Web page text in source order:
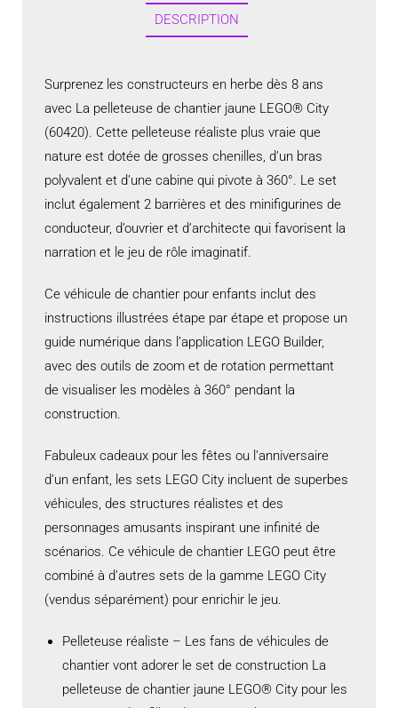
DESCRIPTION
Surprenez les constructeurs en herbe dès 8 ans
avec La pelleteuse de chantier jaune LEGO® City
(60420). Cette pelleteuse réaliste plus vraie que
nature est dotée de grosses chenilles, d’un bras
polyvalent et d’une cabine qui pivote à 360°. Le set
inclut également 2 barrières et des minifigurines de
conducteur, d’ouvrier et d’architecte qui favorisent la
narration et le jeu de rôle imaginatif.
Ce véhicule de chantier pour enfants inclut des
instructions illustrées étape par étape et propose un
guide numérique dans l’application LEGO Builder,
avec des outils de zoom et de rotation permettant
de visualiser les modèles à 360° pendant la
construction.
Fabuleux cadeaux pour les fêtes ou l’anniversaire
d’un enfant, les sets LEGO City incluent de superbes
véhicules, des structures réalistes et des
personnages amusants inspirant une infinité de
scénarios. Ce véhicule de chantier LEGO peut être
combiné à d’autres sets de la gamme LEGO City
(vendus séparément) pour enrichir le jeu.
Pelleteuse réaliste – Les fans de véhicules de
chantier vont adorer le set de construction La
pelleteuse de chantier jaune LEGO® City pour les